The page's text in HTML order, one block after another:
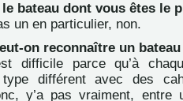
bateau dont vous êtes le
un en particulier, non.
on reconnaître un
difficile parce qu’à
différent avec des
y’a pas vraiment, entre